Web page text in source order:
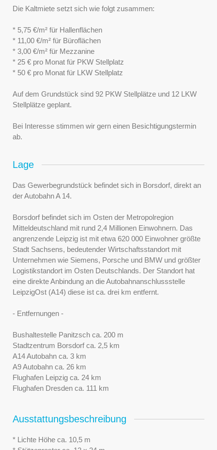
Die Kaltmiete setzt sich wie folgt zusammen:
* 5,75 €/m² für Hallenflächen
* 11,00 €/m² für Büroflächen
* 3,00 €/m² für Mezzanine
* 25 € pro Monat für PKW Stellplatz
* 50 € pro Monat für LKW Stellplatz
Auf dem Grundstück sind 92 PKW Stellplätze und 12 LKW
Stellplätze geplant.
Bei Interesse stimmen wir gern einen Besichtigungstermin
ab.
Lage
Das Gewerbegrundstück befindet sich in Borsdorf, direkt an
der Autobahn A 14.
Borsdorf befindet sich im Osten der Metropolregion
Mitteldeutschland mit rund 2,4 Millionen Einwohnern. Das
angrenzende Leipzig ist mit etwa 620 000 Einwohner größte
Stadt Sachsens, bedeutender Wirtschaftsstandort mit
Unternehmen wie Siemens, Porsche und BMW und größter
Logistikstandort im Osten Deutschlands. Der Standort hat
eine direkte Anbindung an die Autobahnanschlussstelle
LeipzigOst (A14) diese ist ca. drei km entfernt.
- Entfernungen -
Bushaltestelle Panitzsch ca. 200 m
Stadtzentrum Borsdorf ca. 2,5 km
A14 Autobahn ca. 3 km
A9 Autobahn ca. 26 km
Flughafen Leipzig ca. 24 km
Flughafen Dresden ca. 111 km
Ausstattungsbeschreibung
* Lichte Höhe ca. 10,5 m